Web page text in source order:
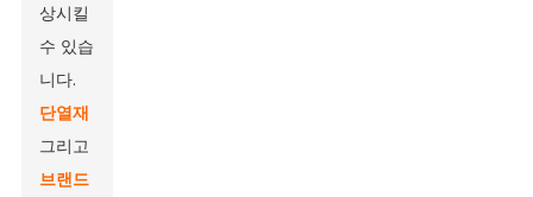
상시킬
수 있습
니다.
단열재
그리고
브랜드